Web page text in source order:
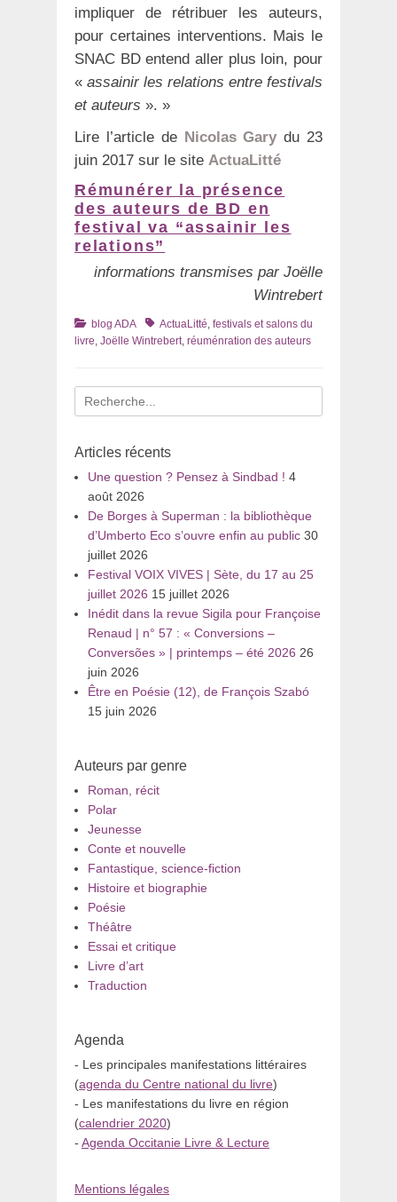
impliquer de rétribuer les auteurs,
pour certaines interventions. Mais le
SNAC BD entend aller plus loin, pour
« assainir les relations entre festivals
et auteurs ». »
Lire l’article de Nicolas Gary du 23
juin 2017 sur le site ActuaLitté
Rémunérer la présence
des auteurs de BD en
festival va “assainir les
relations”
informations transmises par Joëlle
Wintrebert
Catégories
blog ADA TagsActuaLitté, festivals et salons du
livre, Joëlle Wintrebert, réuménration des auteurs
Recherche
pour
Articles récents
Une question ? Pensez à Sindbad ! 4
août 2026
De Borges à Superman : la bibliothèque
d’Umberto Eco s’ouvre enfin au public 30
juillet 2026
Festival VOIX VIVES | Sète, du 17 au 25
juillet 2026 15 juillet 2026
Inédit dans la revue Sigila pour Françoise
Renaud | n° 57 : « Conversions –
Conversões » | printemps – été 2026 26
juin 2026
Être en Poésie (12), de François Szabó
15 juin 2026
Auteurs par genre
Roman, récit
Polar
Jeunesse
Conte et nouvelle
Fantastique, science-fiction
Histoire et biographie
Poésie
Théâtre
Essai et critique
Livre d’art
Traduction
Agenda
- Les principales manifestations littéraires
(agenda du Centre national du livre)
- Les manifestations du livre en région
(calendrier 2020)
- Agenda Occitanie Livre & Lecture
Mentions légales